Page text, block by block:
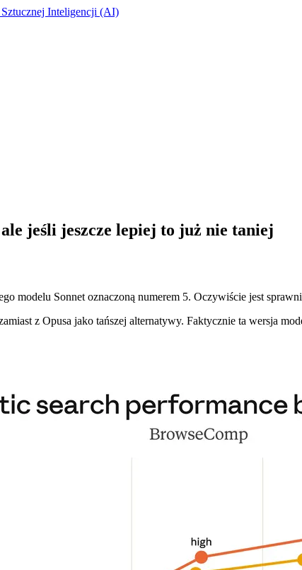
Inteligencji (AI)
jeśli jeszcze lepiej to już nie taniej
modelu Sonnet oznaczoną numerem 5. Oczywiście jest
z Opusa jako tańszej alternatywy. Faktycznie ta wersja